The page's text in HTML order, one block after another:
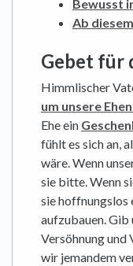
Bewusst
Ab
Gebet für
Himmlischer
um unsere
Ehe ein
fühlt es sich an,
wäre. Wenn
sie bitte. Wenn
sie hoffnungslos
aufzubauen. Gib
Versöhnung und
wir jemandem